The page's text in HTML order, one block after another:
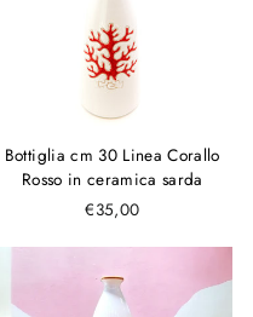
Bottiglia cm 30 Linea Corallo
Rosso in ceramica sarda
€35,00